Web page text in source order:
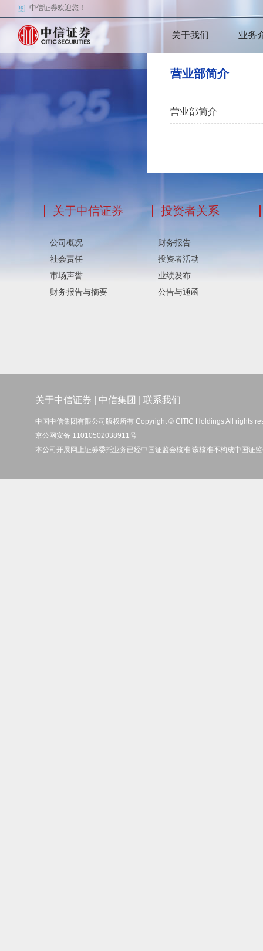
中信证券欢迎您！
关于我们 业务
营业部简介
营业部简介
关于中信证券
公司概况
社会责任
市场声誉
财务报告与摘要
投资者关系
财务报告
投资者活动
业绩发布
公告与通函
关于中信证券 中信集团 联系我们
中国中信集团有限公司版权所有 Copyright © CITIC Holdings All rights
京公网安备 11010502038911号
本公司开展网上证券委托业务已经中国证监会核准 该核准不构成中国证